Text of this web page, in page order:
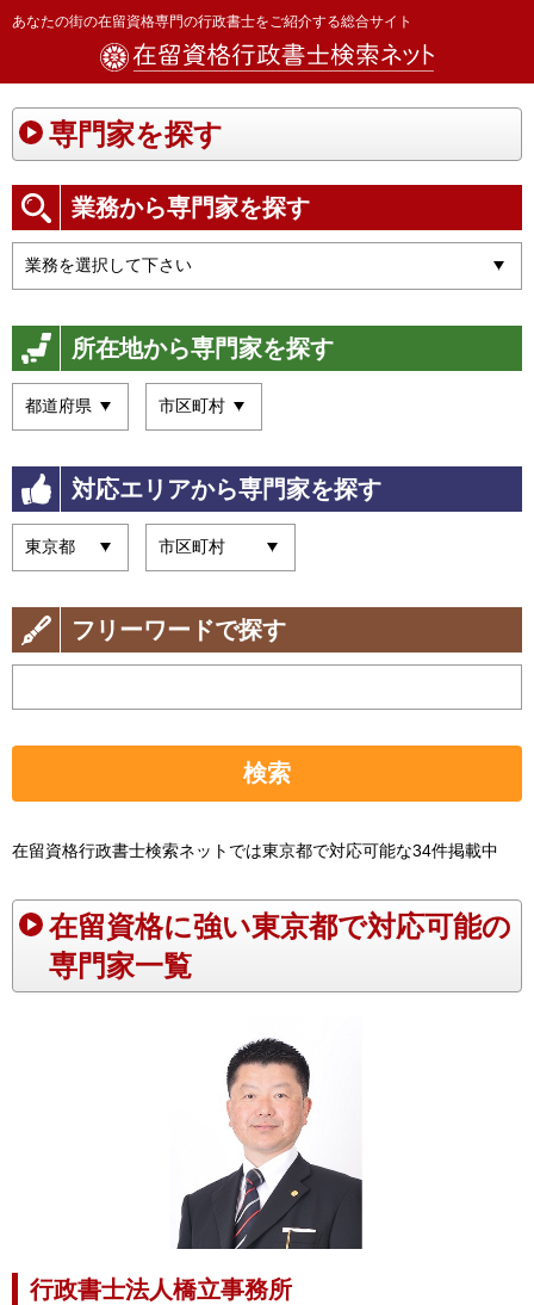
あなたの街の在留資格専門の行政書士をご紹介する総合サイト
専門家を探す
業務から専門家を探す
所在地から専門家を探す
対応エリアから専門家を探す
フリーワードで探す
検索
在留資格行政書士検索ネットでは東京都で対応可能な34件掲載中
在留資格に強い東京都で対応可能の
専門家一覧
行政書士法人橋立事務所